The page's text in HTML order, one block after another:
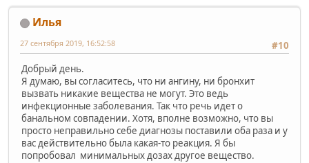
Илья
#10
27 сентября 2019, 16:52:58
Добрый день.
Я думаю, вы согласитесь, что ни ангину, ни бронхит
вызвать никакие вещества не могут. Это ведь
инфекционные заболевания. Так что речь идет о
банальном совпадении. Хотя, вполне возможно, что вы
просто неправильно себе диагнозы поставили оба раза и у
вас действительно была какая-то реакция. Я бы
попробовал минимальных дозах другое вещество.